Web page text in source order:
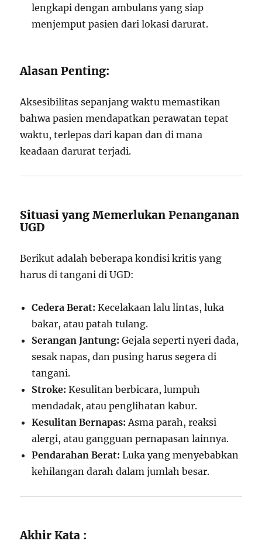
lengkapi dengan ambulans yang siap
menjemput pasien dari lokasi darurat.
Alasan Penting:
Aksesibilitas sepanjang waktu memastikan
bahwa pasien mendapatkan perawatan tepat
waktu, terlepas dari kapan dan di mana
keadaan darurat terjadi.
Situasi yang Memerlukan Penanganan
UGD
Berikut adalah beberapa kondisi kritis yang
harus di tangani di UGD:
Cedera Berat: Kecelakaan lalu lintas, luka
bakar, atau patah tulang.
Serangan Jantung: Gejala seperti nyeri dada,
sesak napas, dan pusing harus segera di
tangani.
Stroke: Kesulitan berbicara, lumpuh
mendadak, atau penglihatan kabur.
Kesulitan Bernapas: Asma parah, reaksi
alergi, atau gangguan pernapasan lainnya.
Pendarahan Berat: Luka yang menyebabkan
kehilangan darah dalam jumlah besar.
Akhir Kata :